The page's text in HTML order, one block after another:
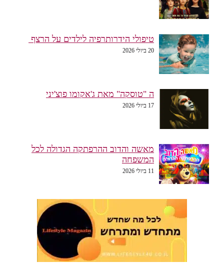
טיפולי הידרותרפיה לילדים על הרצף
20 ביולי 2026
ה "טוסקה" מאת ג'אקומו פוצ'יני
מאשה והדוב ההרפתקה הגדולה לכל
המשפחה
11 ביולי 2026